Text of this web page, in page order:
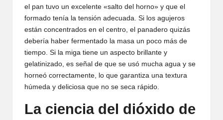
el pan tuvo un excelente «salto del horno» y que el
formado tenía la tensión adecuada. Si los agujeros
están concentrados en el centro, el panadero quizás
debería haber fermentado la masa un poco más de
tiempo. Si la miga tiene un aspecto brillante y
gelatinizado, es señal de que se usó mucha agua y se
horneó correctamente, lo que garantiza una textura
húmeda y deliciosa que no se seca rápido.
La ciencia del dióxido de